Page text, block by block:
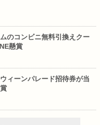
のコンビニ無料引換えクー
懸賞
ィーンパレード招待券が当